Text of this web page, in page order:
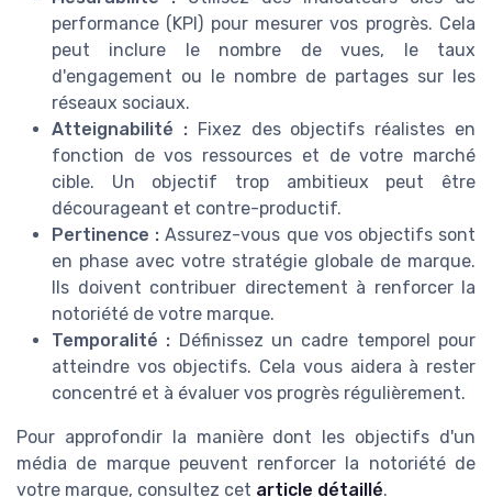
performance (KPI) pour mesurer vos progrès. Cela
peut inclure le nombre de vues, le taux
d'engagement ou le nombre de partages sur les
réseaux sociaux.
Atteignabilité :Fixez des objectifs réalistes en
fonction de vos ressources et de votre marché
cible. Un objectif trop ambitieux peut être
décourageant et contre-productif.
Pertinence : Assurez-vous que vos objectifs sont
en phase avec votre stratégie globale de marque.
Ils doivent contribuer directement à renforcer la
notoriété de votre marque.
Temporalité : Définissez un cadre temporel pour
atteindre vos objectifs. Cela vous aidera à rester
concentré et à évaluer vos progrès régulièrement.
Pour approfondir la manière dont les objectifs d'un
média de marque peuvent renforcer la notoriété de
votre marque, consultez cet article détaillé.